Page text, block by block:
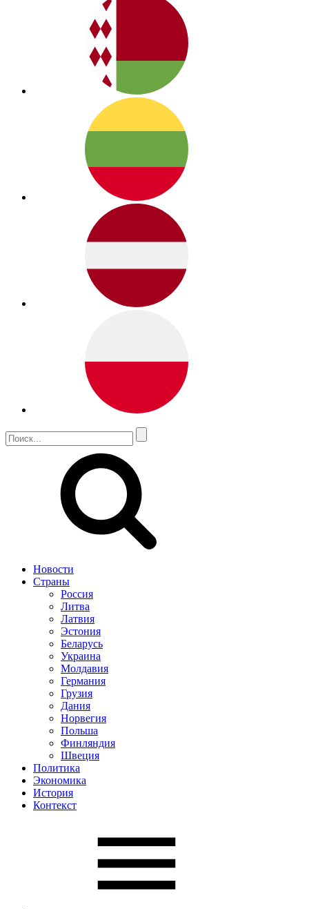
Новости
Страны
Россия
Литва
Латвия
Эстония
Беларусь
Украина
Молдавия
Германия
Грузия
Дания
Норвегия
Польша
Финляндия
Швеция
Политика
Экономика
История
Контекст